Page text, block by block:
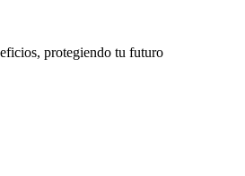
protegiendo tu futuro